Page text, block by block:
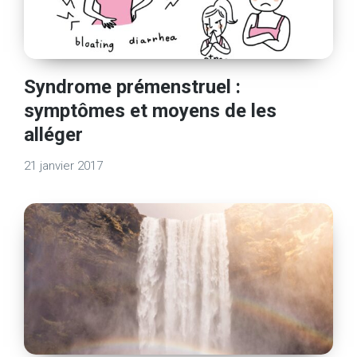
Syndrome prémenstruel :
symptômes et moyens de les
alléger
21 janvier 2017